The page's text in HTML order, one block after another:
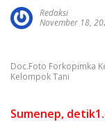
Redaksi
November 18,
Doc.Foto Forkopimka
Kelompok Tani
Sumenep,